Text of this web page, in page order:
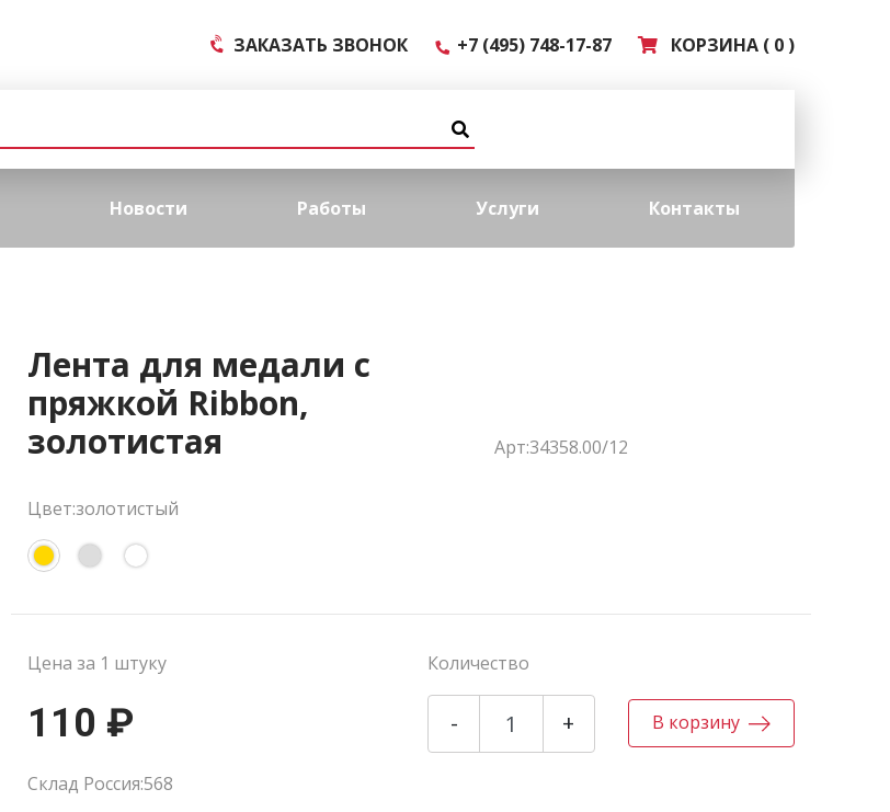
ЗАКАЗАТЬ ЗВОНОК +7 (495) 748-17-87 КОРЗИНА ( 0 )
Новости Работы Услуги Контакты
Лента для медали с
пряжкой Ribbon,
золотистая
Арт:34358.00/12
Цвет:золотистый
Цена за 1 штуку Количество
110 ₽ - + В корзину
Склад Россия:568